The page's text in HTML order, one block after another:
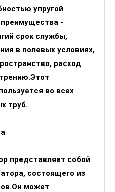
упругой
-
срок службы,
в полевых условиях,
расход
во всех
труб.
представляет собой
состоящего из
может